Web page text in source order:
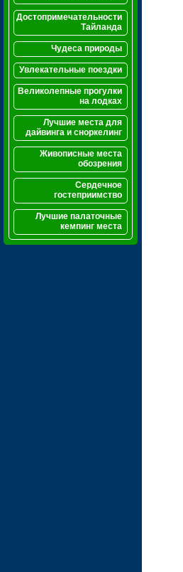
Достопримечательности
Тайланда
Чудеса природы
Увлекательные поездки
Великолепные прогулки
на лодках
Лучшие места для
дайвинга и сноркелинг
Живописные места
обозрения
Сердечное
гостеприимство
Лучшие палаточные
кемпинг места